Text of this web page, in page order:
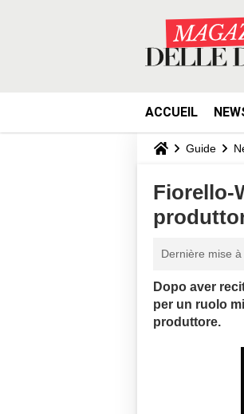
ACCUEIL
Guide
Fiorello-
Dernière mise à
Dopo aver
per un ruolo
produttore.